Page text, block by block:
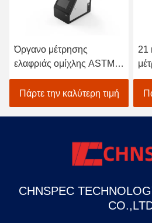
Όργανο μέτρησης
ελαφριάς ομίχλης ASTM
D1003
Πάρτε την καλύτερη τιμή
21
CHNSPEC